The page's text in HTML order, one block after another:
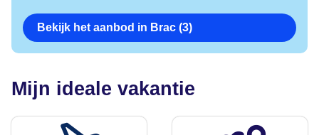
Bekijk het aanbod in Brac (3)
Mijn ideale vakantie